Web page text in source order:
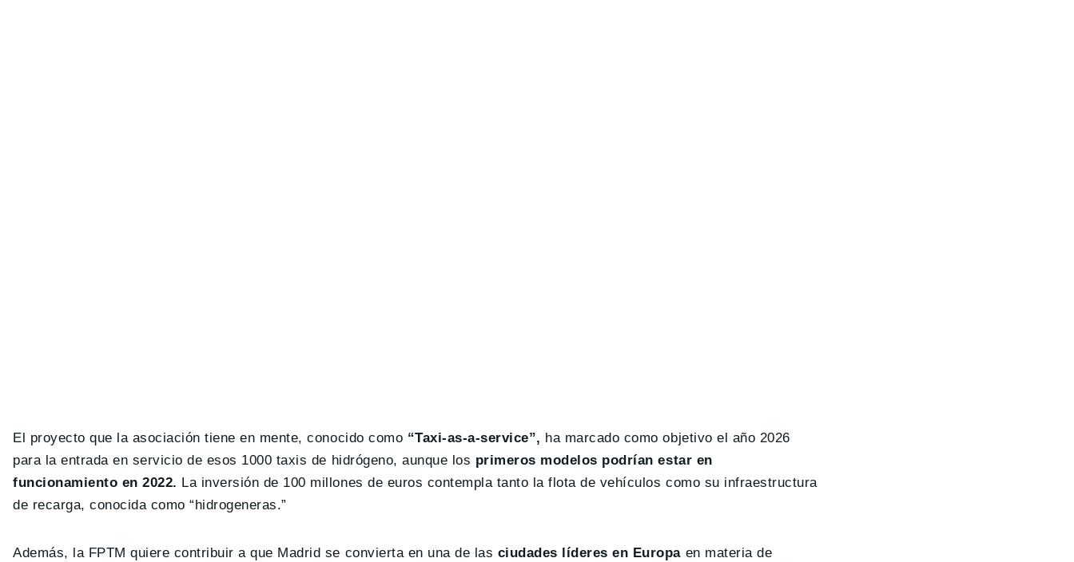
El proyecto que la asociación tiene en mente, conocido como “Taxi-as-a-service”, ha marcado como objetivo el año 2026
para la entrada en servicio de esos 1000 taxis de hidrógeno, aunque los primeros modelos podrían estar en
funcionamiento en 2022. La inversión de 100 millones de euros contempla tanto la flota de vehículos como su infraestructura
de recarga, conocida como “hidrogeneras.”
Además, la FPTM quiere contribuir a que Madrid se convierta en una de las ciudades líderes en Europa en materia de